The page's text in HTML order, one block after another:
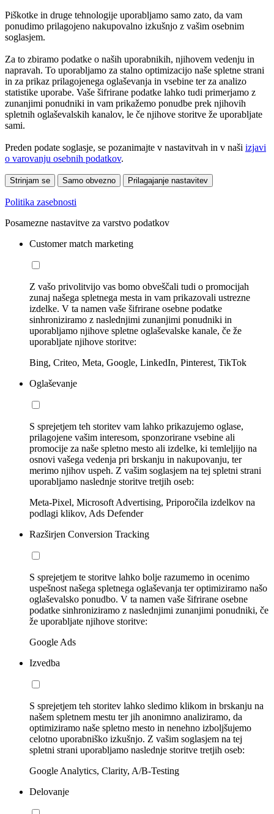
Piškotke in druge tehnologije uporabljamo samo zato, da vam
ponudimo prilagojeno nakupovalno izkušnjo z vašim osebnim
soglasjem.
Za to zbiramo podatke o naših uporabnikih, njihovem vedenju in
napravah. To uporabljamo za stalno optimizacijo naše spletne strani
in za prikaz prilagojenega oglaševanja in vsebine ter za analizo
statistike uporabe. Vaše šifrirane podatke lahko tudi primerjamo z
zunanjimi ponudniki in vam prikažemo ponudbe prek njihovih
spletnih oglaševalskih kanalov, le če njihove storitve že uporabljate
sami.
Preden podate soglasje, se pozanimajte v nastavitvah in v naši izjavi
o varovanju osebnih podatkov.
Strinjam se Samo obvezno Prilagajanje nastavitev
Politika zasebnosti
Posamezne nastavitve za varstvo podatkov
Customer match marketing
Z vašo privolitvijo vas bomo obveščali tudi o promocijah
zunaj našega spletnega mesta in vam prikazovali ustrezne
izdelke. V ta namen vaše šifrirane osebne podatke
sinhroniziramo z naslednjimi zunanjimi ponudniki in
uporabljamo njihove spletne oglaševalske kanale, če že
uporabljate njihove storitve:
Bing, Criteo, Meta, Google, LinkedIn, Pinterest, TikTok
Oglaševanje
S sprejetjem teh storitev vam lahko prikazujemo oglase,
prilagojene vašim interesom, sponzorirane vsebine ali
promocije za naše spletno mesto ali izdelke, ki temleljijo na
osnovi vašega vedenja pri brskanju in nakupovanju, ter
merimo njihov uspeh. Z vašim soglasjem na tej spletni strani
uporabljamo naslednje storitve tretjih oseb:
Meta-Pixel, Microsoft Advertising, Priporočila izdelkov na
podlagi klikov, Ads Defender
Razširjen Conversion Tracking
S sprejetjem te storitve lahko bolje razumemo in ocenimo
uspešnost našega spletnega oglaševanja ter optimiziramo našo
oglaševalsko ponudbo. V ta namen vaše šifrirane osebne
podatke sinhroniziramo z naslednjimi zunanjimi ponudniki, če
že uporabljate njihove storitve:
Google Ads
Izvedba
S sprejetjem teh storitev lahko sledimo klikom in brskanju na
našem spletnem mestu ter jih anonimno analiziramo, da
optimiziramo naše spletno mesto in nenehno izboljšujemo
celotno uporabniško izkušnjo. Z vašim soglasjem na tej
spletni strani uporabljamo naslednje storitve tretjih oseb:
Google Analytics, Clarity, A/B-Testing
Delovanje